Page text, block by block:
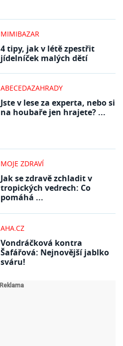
MIMIBAZAR
4 tipy, jak v létě zpestřit
jídelníček malých dětí
ABECEDAZAHRADY
Jste v lese za experta, nebo si
na houbaře jen hrajete? ...
MOJE ZDRAVÍ
Jak se zdravě zchladit v
tropických vedrech: Co
pomáhá ...
AHA.CZ
Vondráčková kontra
Šafářová: Nejnovější jablko
sváru!